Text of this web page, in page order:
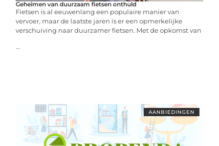
Geheimen van duurzaam fietsen onthuld
Fietsen is al eeuwenlang een populaire manier van
vervoer, maar de laatste jaren is er een opmerkelijke
verschuiving naar duurzamer fietsen. Met de opkomst van
...
AANBIEDINGEN